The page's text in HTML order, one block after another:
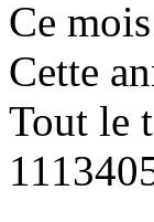
Ce
Cette
Tout le